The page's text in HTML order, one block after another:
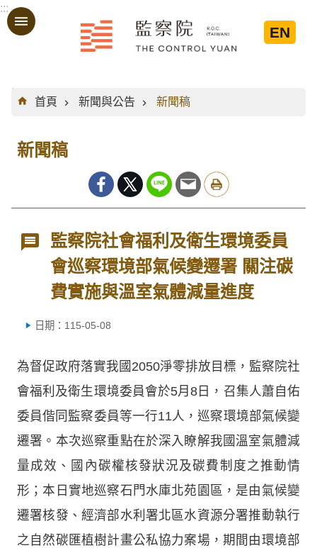
跳到主要內容區塊
:::
EN
:::
首頁
新聞與公告 新聞稿
新聞稿
監察院社會福利及衛生環境委員
會巡察環境部氣候變遷署 關注碳
費實施與溫室氣體減量進度
日期：115-05-08
為督促政府落實我國2050淨零排放目標，監察院社
會福利及衛生環境委員會於5月8日，召集人蕭自佑
委員偕同監察委員等一行11人，巡察環境部氣候變
遷署。本次巡察重點在於深入瞭解我國溫室氣體減
量成效、國內碳權核發狀況及碳費制度之推動情
形；本日實地巡察石門水庫北苑園區，是由氣候變
遷署核發、經濟部水利署北區水資源分署推動執行
之自然碳匯植樹計畫公私協力案場，期間由環境部